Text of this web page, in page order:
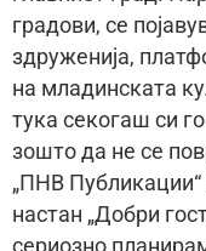
градови, се
здруженија,
на младинската
тука секогаш си
зошто да не се
„ПНВ
настан „Добри
сериозно